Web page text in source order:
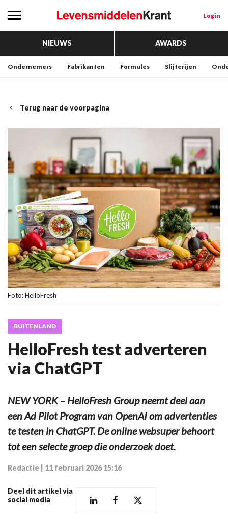
Login
NIEUWS AWARDS
Ondernemers Fabrikanten Formules Slijterijen
Terug naar de voorpagina
Foto: HelloFresh
BUITENLAND
HelloFresh test adverteren
via ChatGPT
NEW YORK – HelloFresh Group neemt deel aan
een Ad Pilot Program van OpenAI om advertenties
te testen in ChatGPT. De online websuper behoort
tot een selecte groep die onderzoek doet.
Redactie 11 februari 2026 15:16
Deel dit artikel via
social media